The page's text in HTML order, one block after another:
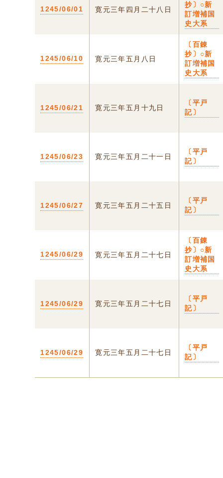
1245/06/01 寛元三年四月二十八日
抄〕○新
訂増補国
史大系
1245/06/10 寛元三年五月八日
〔百錬
抄〕○新
訂増補国
史大系
1245/06/21 寛元三年五月十九日
〔平戸
記〕
1245/06/23 寛元三年五月二十一日
〔平戸
記〕
1245/06/27 寛元三年五月二十五日
〔平戸
記〕
1245/06/29 寛元三年五月二十七日
〔百錬
抄〕○新
訂増補国
史大系
1245/06/29 寛元三年五月二十七日
〔平戸
記〕
1245/06/29 寛元三年五月二十七日
〔平戸
記〕